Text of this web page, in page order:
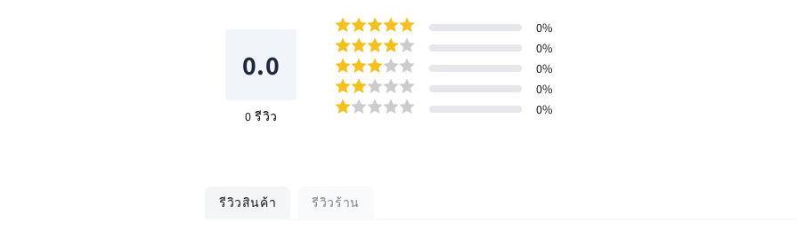
0.0
0 รีวิว
0%
0%
0%
0%
0%
รีวิวสินค้า รีวิวร้าน